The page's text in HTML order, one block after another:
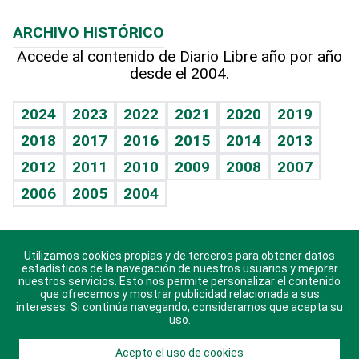
Hablando con el pediatra
Vida y familia
Eñe
Celebrando la vida
Sin complejos
En pocas palabras
Escuchando al corazón
Economía Personal
TBT Deportivo
Más firmas
Hecho en casa
Guía del dinero
Cumpleaños
Horóscopos
Crucigramas
ARCHIVO HISTÓRICO
Accede al contenido de Diario Libre año por año
desde el 2004.
2024 2023 2022 2021 2020
2019
2018
2017 2016 2015 2014
2013
2012
2011 2010 2009 2008
2007
2006
2005 2004
Descarga nuestras aplicaciones para Android, iOS y
sistema Huawei.
Utilizamos cookies propias y de terceros para obtener datos
estadísticos de la navegación de nuestros usuarios y mejorar
nuestros servicios. Esto nos permite personalizar el contenido
que ofrecemos y mostrar publicidad relacionada a sus
intereses. Si continúa navegando, consideramos que acepta su
uso.
Acepto el uso de cookies